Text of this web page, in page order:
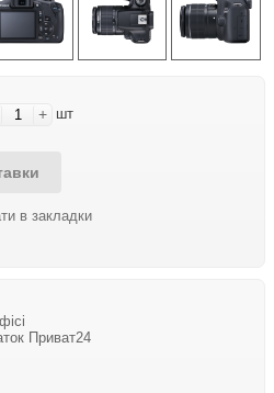
+ шт
в закладки
Приват24